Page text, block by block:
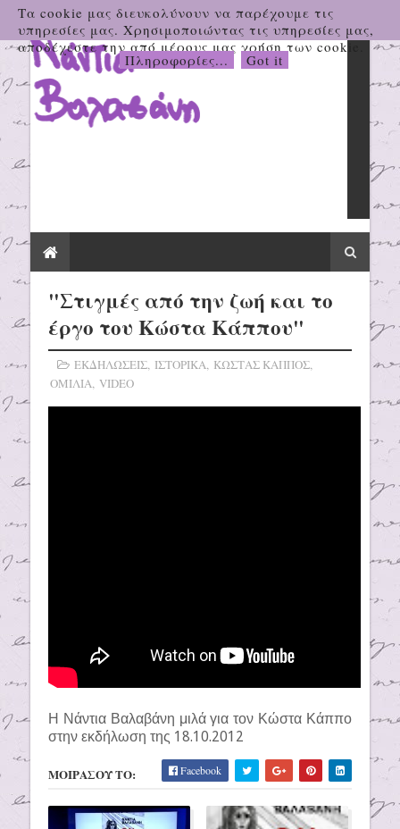
"Στιγμές από την ζωή και το
έργο του Κώστα Κάππου"
ΕΚΔΗΛΩΣΕΙΣ, ΙΣΤΟΡΙΚΑ, ΚΩΣΤΑΣ ΚΑΠΠΟΣ,
ΟΜΙΛΙΑ, VIDEO
Η Νάντια Βαλαβάνη μιλά για τον Κώστα Κάππο
στην εκδήλωση της 18.10.2012
ΜΟΙΡΑΣΟΥ ΤΟ: Facebook
Τα cookie μας διευκολύνουν να παρέχουμε τις
υπηρεσίες μας. Χρησιμοποιώντας τις υπηρεσίες μας,
αποδέχεστε την από μέρους μας χρήση των cookie.
Πληροφορίες... Got it